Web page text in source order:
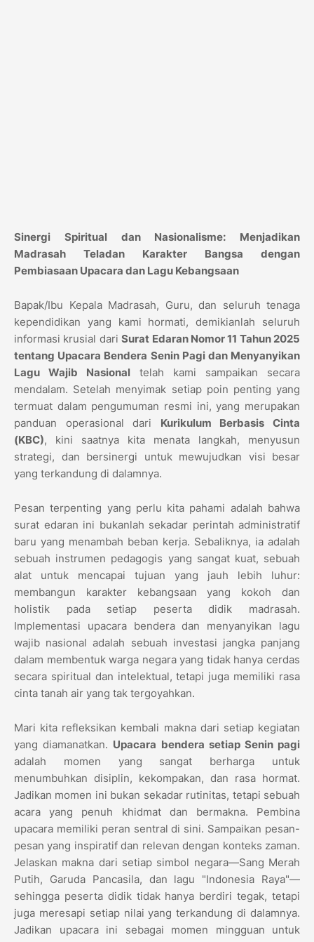
Sinergi Spiritual dan Nasionalisme: Menjadikan
Madrasah Teladan Karakter Bangsa dengan
Pembiasaan Upacara dan Lagu Kebangsaan
Bapak/Ibu Kepala Madrasah, Guru, dan seluruh tenaga
kependidikan yang kami hormati, demikianlah seluruh
informasi krusial dariSurat Edaran Nomor 11 Tahun 2025
tentang Upacara Bendera Senin Pagi dan Menyanyikan
Lagu Wajib Nasional telah kami sampaikan secara
mendalam. Setelah menyimak setiap poin penting yang
termuat dalam pengumuman resmi ini, yang merupakan
panduan operasional dari Kurikulum Berbasis Cinta
(KBC), kini saatnya kita menata langkah, menyusun
strategi, dan bersinergi untuk mewujudkan visi besar
yang terkandung di dalamnya.
Pesan terpenting yang perlu kita pahami adalah bahwa
surat edaran ini bukanlah sekadar perintah administratif
baru yang menambah beban kerja. Sebaliknya, ia adalah
sebuah instrumen pedagogis yang sangat kuat, sebuah
alat untuk mencapai tujuan yang jauh lebih luhur:
membangun karakter kebangsaan yang kokoh dan
holistik pada setiap peserta didik madrasah.
Implementasi upacara bendera dan menyanyikan lagu
wajib nasional adalah sebuah investasi jangka panjang
dalam membentuk warga negara yang tidak hanya cerdas
secara spiritual dan intelektual, tetapi juga memiliki rasa
cinta tanah air yang tak tergoyahkan.
Mari kita refleksikan kembali makna dari setiap kegiatan
yang diamanatkan. Upacara bendera setiap Senin pagi
adalah momen yang sangat berharga untuk
menumbuhkan disiplin, kekompakan, dan rasa hormat.
Jadikan momen ini bukan sekadar rutinitas, tetapi sebuah
acara yang penuh khidmat dan bermakna. Pembina
upacara memiliki peran sentral di sini. Sampaikan pesan-
pesan yang inspiratif dan relevan dengan konteks zaman.
Jelaskan makna dari setiap simbol negara—Sang Merah
Putih, Garuda Pancasila, dan lagu "Indonesia Raya"—
sehingga peserta didik tidak hanya berdiri tegak, tetapi
juga meresapi setiap nilai yang terkandung di dalamnya.
Jadikan upacara ini sebagai momen mingguan untuk